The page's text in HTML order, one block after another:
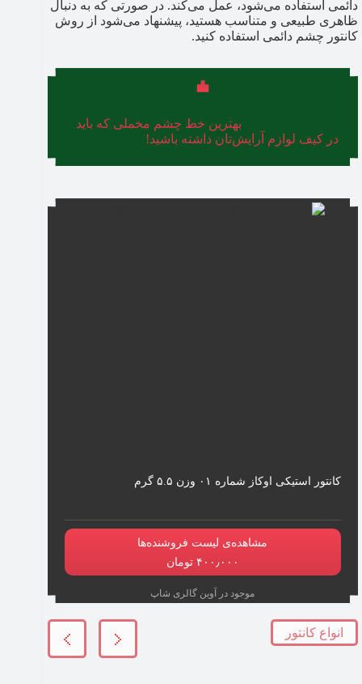
دائمی استفاده می‌شود، عمل می‌کند. در صورتی که به دنبال
ظاهری طبیعی و متناسب هستید، پیشنهاد می‌شود از روش
کانتور چشم دائمی استفاده کنید.
بهترین خط چشم مخملی که باید
در کیف لوازم آرایش‌تان داشته باشید!
کانتور استیکی اوکاز شماره ۰۱ وزن ۵.۵ گرم
مشاهده‌ی لیست فروشنده‌ها
۴۰۰٫۰۰۰ تومان
موجود در آوین گالری شاپ
انواع کانتور